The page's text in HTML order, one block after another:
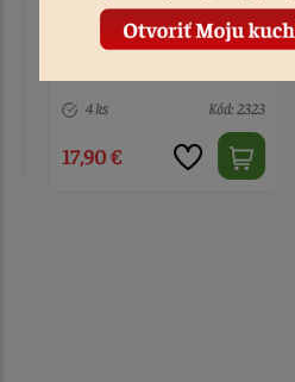
Girlanda balóny ružovo-
zlaté 148 ks
4 ks Kód: 2323
17,90 €